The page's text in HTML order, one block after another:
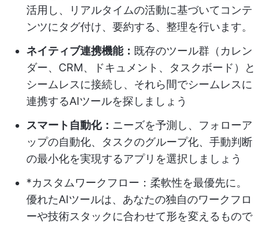
活用し、リアルタイムの活動に基づいてコンテ
ンツにタグ付け、要約する、整理を行います。
ネイティブ連携機能： 既存のツール群（カレン
ダー、CRM、ドキュメント、タスクボード）と
シームレスに接続し、それら間でシームレスに
連携するAIツールを探しましょう
スマート自動化： ニーズを予測し、フォローア
ップの自動化、タスクのグループ化、手動判断
の最小化を実現するアプリを選択しましょう
*カスタムワークフロー：柔軟性を最優先に。
優れたAIツールは、あなたの独自のワークフロ
ーや技術スタックに合わせて形を変えるもので